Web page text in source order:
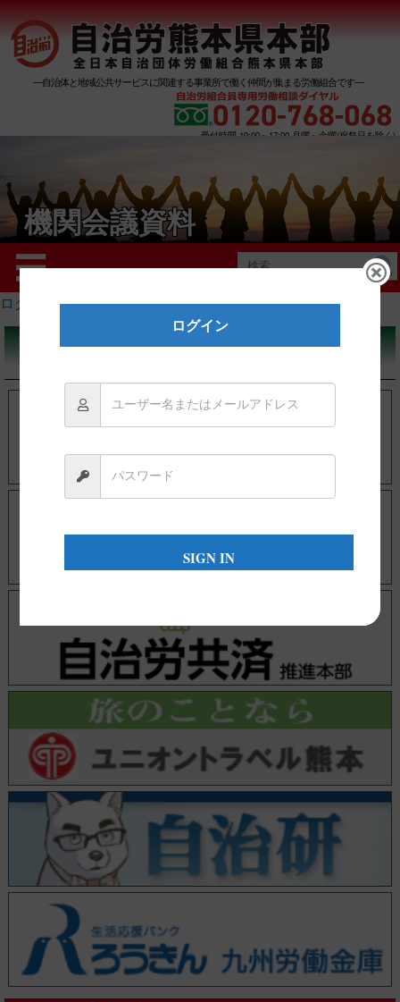
―自治体と地域公共サービスに関連する事業所で働く仲間が集まる労働組合です―
受付時間 10:00～17:00 月曜～金曜(祝祭日を除く)
機関会議資料
☰
検
ログイン
ログイン
SIGN IN